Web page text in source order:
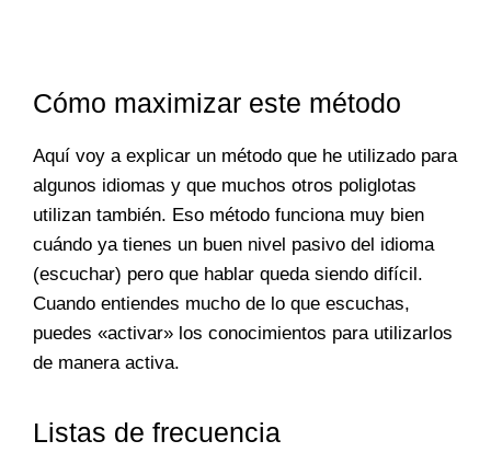
Cómo maximizar este método
Aquí voy a explicar un método que he utilizado para
algunos idiomas y que muchos otros poliglotas
utilizan también. Eso método funciona muy bien
cuándo ya tienes un buen nivel pasivo del idioma
(escuchar) pero que hablar queda siendo difícil.
Cuando entiendes mucho de lo que escuchas,
puedes «activar» los conocimientos para utilizarlos
de manera activa.
Listas de frecuencia